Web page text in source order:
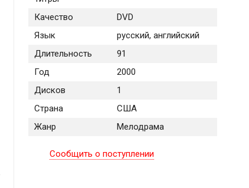
Качество
DVD
Язык
русский, английский
Длительность
91
Год
2000
Дисков
1
Страна
США
Жанр
Мелодрама
Сообщить о поступлении